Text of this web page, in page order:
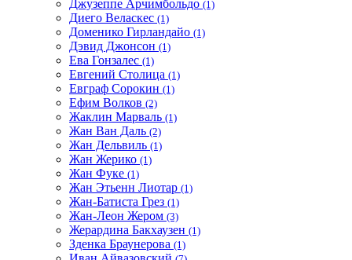
Джузеппе Арчимбольдо (1)
Диего Веласкес (1)
Доменико Гирландайо (1)
Дэвид Джонсон (1)
Ева Гонзалес (1)
Евгений Столица (1)
Евграф Сорокин (1)
Ефим Волков (2)
Жаклин Марваль (1)
Жан Ван Даль (2)
Жан Дельвиль (1)
Жан Жерико (1)
Жан Фуке (1)
Жан Этьенн Лиотар (1)
Жан-Батиста Грез (1)
Жан-Леон Жером (3)
Жерардина Бакхаузен (1)
Зденка Браунерова (1)